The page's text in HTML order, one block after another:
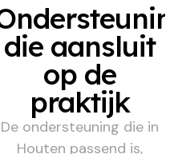
die aansluit
op de
praktijk
De ondersteuning die in
Houten passend is,